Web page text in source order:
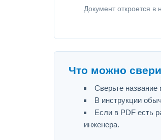
Документ откроется в
Что можно
Сверьте
В инструкции
Если в PDF есть
инженера.